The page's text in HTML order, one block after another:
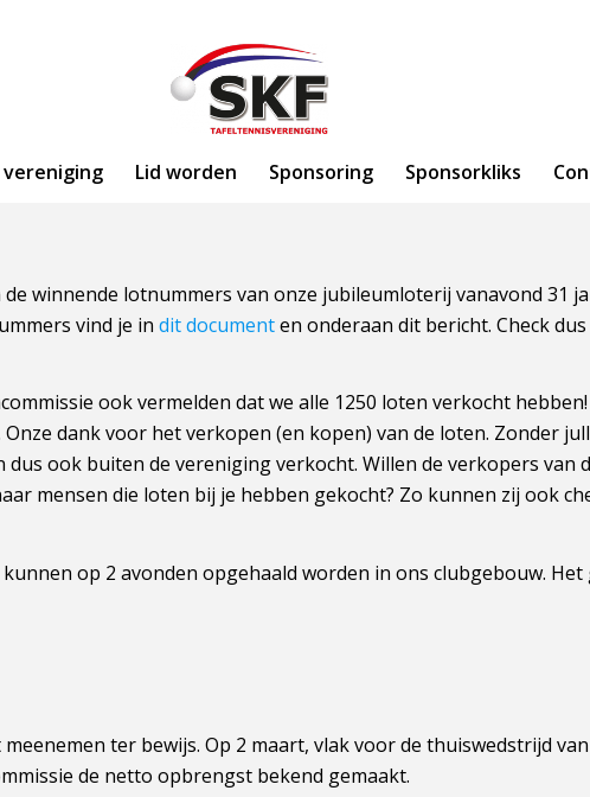
vereniging Lid worden Sponsoring Sponsorkliks
winnende lotnummers van onze jubileumloterij vanavond 31
vind je indit documenten onderaan dit bericht. Check
ook vermelden dat we alle 1250 loten verkocht
dank voor het verkopen (en kopen) van de loten. Zonder
dus ook buiten de vereniging verkocht. Willen de verkopers van
mensen die loten bij je hebben gekocht? Zo kunnen zij ook
op 2 avonden opgehaald worden in ons clubgebouw.
ter bewijs. Op 2 maart, vlak voor de thuiswedstrijd
de netto opbrengst bekend gemaakt.